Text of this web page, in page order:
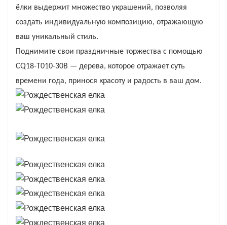
тематики.
Эта елка изготовлена ​​из прочных
материалов, обеспечивающих
долговечность, позволяя вам наслаждаться
ее красотой на протяжении многих сезонов.
Реалистичные ветви сохраняют свою форму,
предоставляя достаточно места для ваших
любимых украшений и гирлянд. Независимо
или современный праздничный стиль,
модель CQ18-T010-30B удовлетворит ваши
дизайнерские предпочтения.
ёлки ​​выдержит множество украшений, позволяя
создать индивидуальную композицию, отражающую
ваш уникальный стиль.
Поднимите свои праздничные торжества с помощью
CQ18-T010-30B — дерева, которое отражает суть
времени года, принося красоту и радость в ваш дом.